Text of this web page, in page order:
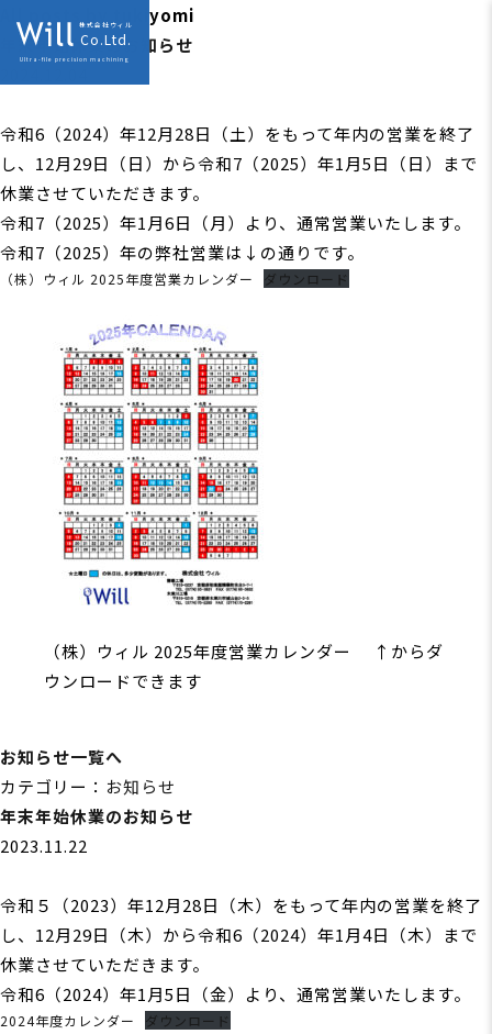
株式会社ウィル
Co.Ltd.
Ultra-file precision machining
All posts by tukiyomi
年末年始休業のお知らせ
令和6（2024）年12月28日（土）をもって年内の営業を終了
し、12月29日（日）から令和7（2025）年1月5日（日）まで
休業させていただきます。
令和7（2025）年1月6日（月）より、通常営業いたします。
令和7（2025）年の弊社営業は↓の通りです。
（株）ウィル 2025年度営業カレンダー ダウンロード
（株）ウィル 2025年度営業カレンダー ↑からダ
ウンロードできます
お知らせ一覧へ
カテゴリー： お知らせ
年末年始休業のお知らせ
2023.11.22
令和５（2023）年12月28日（木）をもって年内の営業を終了
し、12月29日（木）から令和6（2024）年1月4日（木）まで
休業させていただきます。
令和6（2024）年1月5日（金）より、通常営業いたします。
2024年度カレンダー ダウンロード